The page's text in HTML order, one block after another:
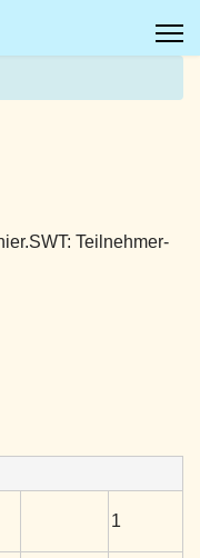
Teilnehmer-
1